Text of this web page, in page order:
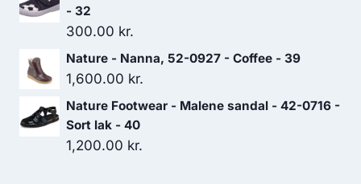
- 32
300.00 kr.
Nature - Nanna, 52-0927 - Coffee - 39
1,600.00 kr.
Nature Footwear - Malene sandal - 42-0716 -
Sort lak - 40
1,200.00 kr.